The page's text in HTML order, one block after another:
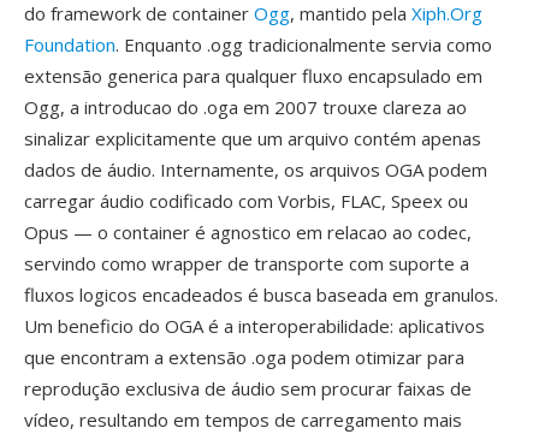
do framework de container Ogg, mantido pela Xiph.Org
Foundation. Enquanto .ogg tradicionalmente servia como
extensão generica para qualquer fluxo encapsulado em
Ogg, a introducao do .oga em 2007 trouxe clareza ao
sinalizar explicitamente que um arquivo contém apenas
dados de áudio. Internamente, os arquivos OGA podem
carregar áudio codificado com Vorbis, FLAC, Speex ou
Opus — o container é agnostico em relacao ao codec,
servindo como wrapper de transporte com suporte a
fluxos logicos encadeados é busca baseada em granulos.
Um beneficio do OGA é a interoperabilidade: aplicativos
que encontram a extensão .oga podem otimizar para
reprodução exclusiva de áudio sem procurar faixas de
vídeo, resultando em tempos de carregamento mais